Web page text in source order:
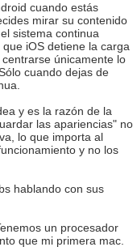
cuando estás
mirar su contenido
sistema continua
iOS detiene la carga
únicamente lo
cuando dejas de
y es la razón de la
las apariencias" no
lo que importa al
y no los
hablando con sus
un procesador
que mi primera mac.